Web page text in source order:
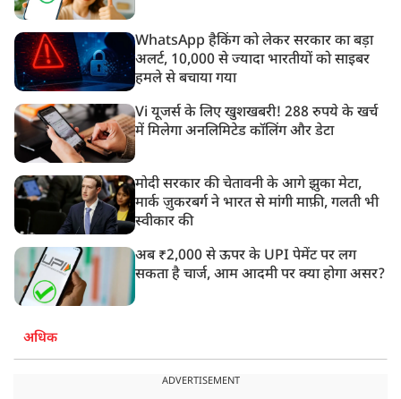
WhatsApp हैकिंग को लेकर सरकार का बड़ा
अलर्ट, 10,000 से ज्यादा भारतीयों को साइबर
हमले से बचाया गया
Vi यूजर्स के लिए खुशखबरी! 288 रुपये के खर्च
में मिलेगा अनलिमिटेड कॉलिंग और डेटा
मोदी सरकार की चेतावनी के आगे झुका मेटा,
मार्क ज़ुकरबर्ग ने भारत से मांगी माफ़ी, गलती भी
स्वीकार की
अब ₹2,000 से ऊपर के UPI पेमेंट पर लग
सकता है चार्ज, आम आदमी पर क्या होगा असर?
अधिक
ADVERTISEMENT